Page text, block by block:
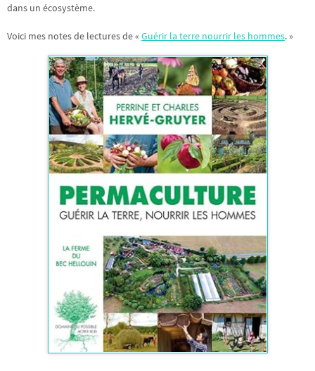
dans un écosystème.
Voici mes notes de lectures de « Guérir la terre nourrir les hommes. »